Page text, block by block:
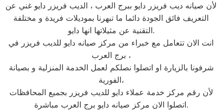
لأن صيانه ديب فريزر دايو ببرج العرب ، الديب فريزر دايو غني عن
التعريف فائق الجودة دائما ما تبهرنا بموديلات فريدة و مختلفة
التقنية عن مثيلاتها انها دايو.
انت الان تتعامل مع خبراء من مركز صيانه دايو للديب فريزر في
برج العرب ،
شرفونا بالزيارة او اتصلوا نصلكم لعمل الخدمة المنزلية و بصيانة
الفورية،
لأن رقم مركز خدمة عملاء دايو للديب فريزر بجميع المحافظات
اتصلوا الان مركز صيانه دايو برج العرب مباشرة.